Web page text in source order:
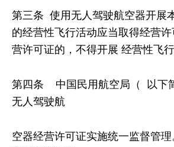
第三条 使用无人驾驶航空器开展
的经营性飞行活动应当取得经营
营许可证的，不得开展 经营性飞行
第四条 中国民用航空局（ 以下
无人驾驶航
空器经营许可证实施统一监督管